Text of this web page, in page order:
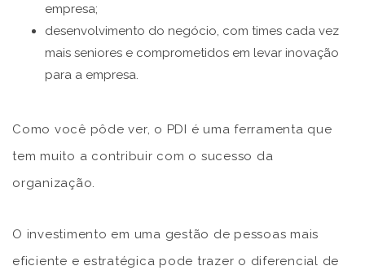
empresa;
desenvolvimento do negócio, com times cada vez
mais seniores e comprometidos em levar inovação
para a empresa.
Como você pôde ver, o PDI é uma ferramenta que
tem muito a contribuir com o sucesso da
organização.
O investimento em uma gestão de pessoas mais
eficiente e estratégica pode trazer o diferencial de